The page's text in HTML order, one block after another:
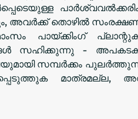
അവർക്ക് തൊഴിൽ
പായ്ക്കിംഗ്
സഹിക്കുന്നു -
സമ്പർക്കം
മാത്രമല്ല,